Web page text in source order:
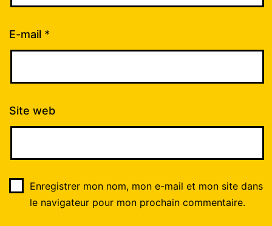
E-mail *
Site web
Enregistrer mon nom, mon e-mail et mon site dans
le navigateur pour mon prochain commentaire.